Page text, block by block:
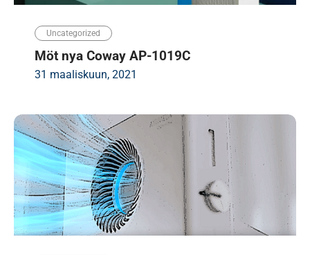
Uncategorized
Möt nya Coway AP-1019C
31 maaliskuun, 2021